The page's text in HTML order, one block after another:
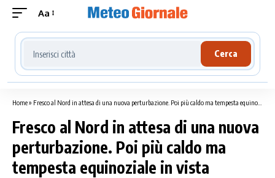
Aa
Cerca località meteo
Cerca
Home» Fresco al Nord in attesa di una nuova perturbazione. Poi più caldo ma tempesta equinoziale in vista
Fresco al Nord in attesa di una nuova
perturbazione. Poi più caldo ma
tempesta equinoziale in vista